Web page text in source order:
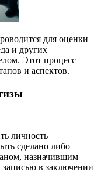
для оценки
и других
Этот процесс
и аспектов.
личность
сделано либо
назначившим
в заключении